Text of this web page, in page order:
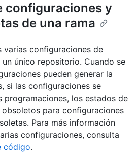
configuraciones y
de una rama
varias configuraciones de
único repositorio. Cuando se
pueden generar la
si las configuraciones se
programaciones, los estados de
para configuraciones
Para más información
configuraciones, consulta
código.